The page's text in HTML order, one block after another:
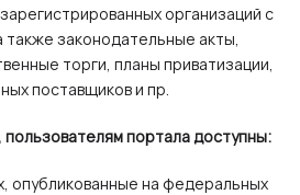
организаций с
законодательные акты,
торги, планы приватизации,
поставщиков и пр.
портала доступны:
опубликованные на федеральных